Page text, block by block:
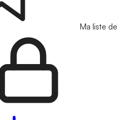
Ma liste de